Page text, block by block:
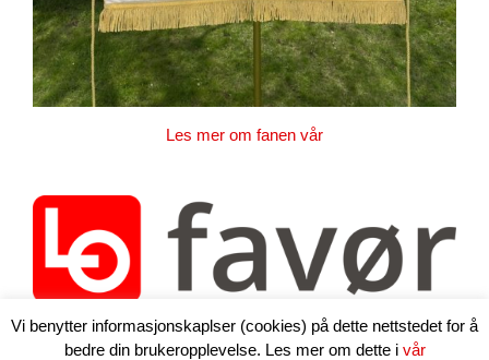
Les mer om fanen vår
Vi benytter informasjonskaplser (cookies) på dette nettstedet for å
bedre din brukeropplevelse. Les mer om dette i vår